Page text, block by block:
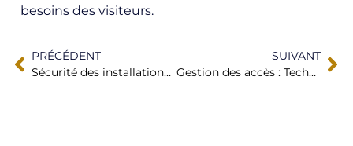
besoins des visiteurs.
PRÉCÉDENT
Sécurité des installations industrielles : Enjeux spécifiques
SUIVANT
Gestion des accès : Technologies et méthodes pour une sécurité optimale